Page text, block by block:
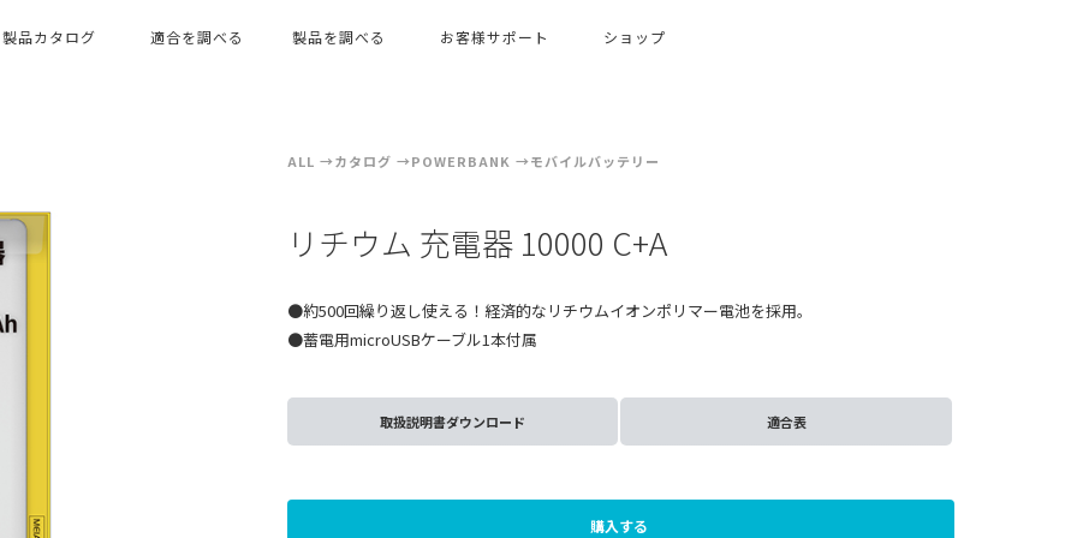
製品カタログ 適合を調べる 製品を調べる お客様サポート ショップ
ALL カタログ POWERBANK モバイルバッテリー
リチウム 充電器 10000 C+A
●約500回繰り返し使える！経済的なリチウムイオンポリマー電池を採用。
●蓄電用microUSBケーブル1本付属
取扱説明書ダウンロード 適合表
購入する